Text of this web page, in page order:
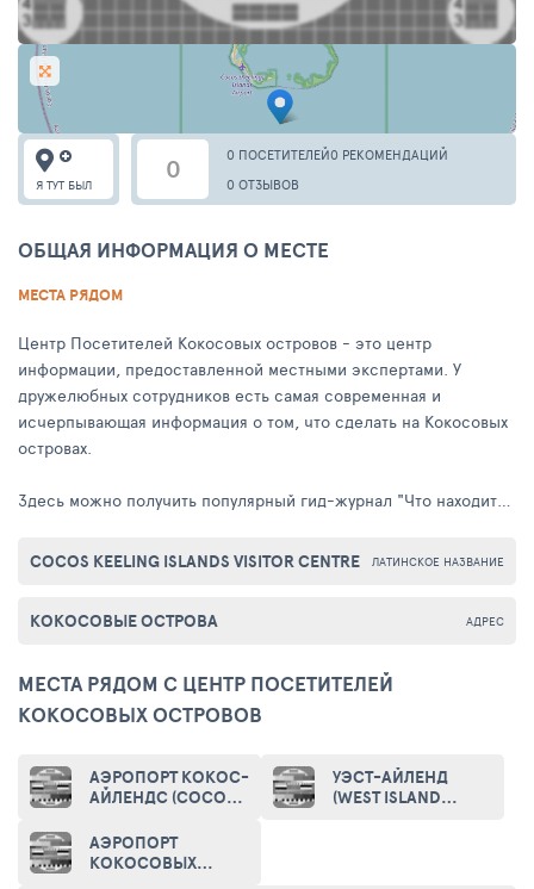
0 0 ПОСЕТИТЕЛЕЙ0 РЕКОМЕНДАЦИЙ
0 ОТЗЫВОВ
Я ТУТ БЫЛ
ОБЩАЯ ИНФОРМАЦИЯ О МЕСТЕ
МЕСТА РЯДОМ
Центр Посетителей Кокосовых островов - это центр
информации, предоставленной местными экспертами. У
дружелюбных сотрудников есть самая современная и
исчерпывающая информация о том, что сделать на Кокосовых
островах.
Здесь можно получить популярный гид-журнал "Что находится
которая также доступна онлайн, 24 часа в день! Центр
ЛАТИНСКОЕ НАЗВАНИЕ
COCOS KEELING ISLANDS VISITOR CENTRE
АДРЕС
КОКОСОВЫЕ ОСТРОВА
МЕСТА РЯДОМ С ЦЕНТР ПОСЕТИТЕЛЕЙ
КОКОСОВЫХ ОСТРОВОВ
АЭРОПОРТ КОКОС-
АЙЛЕНДС (COCOS
УЭСТ-АЙЛЕНД
(WEST ISLAND
АЭРОПОРТ
КОКОСОВЫХ